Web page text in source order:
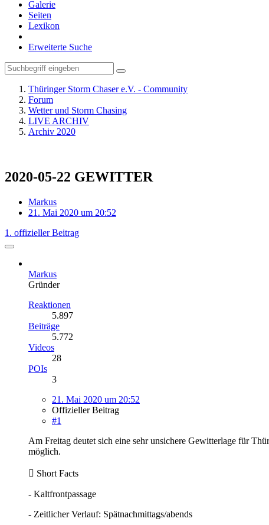
Galerie
Seiten
Lexikon
Erweiterte Suche
Thüringer Storm Chaser e.V. - Community
Forum
Wetter und Storm Chasing
LIVE ARCHIV
Archiv 2020
2020-05-22 GEWITTER
Markus
21. Mai 2020 um 20:52
1. offizieller Beitrag
Markus
Gründer
Reaktionen
5.897
Beiträge
5.772
Videos
28
POIs
3
21. Mai 2020 um 20:52
Offizieller Beitrag
#1
Am Freitag deutet sich eine sehr unsichere Gewitterlage für
möglich.
 Short Facts
- Kaltfrontpassage
- Zeitlicher Verlauf: Spätnachmittags/abends